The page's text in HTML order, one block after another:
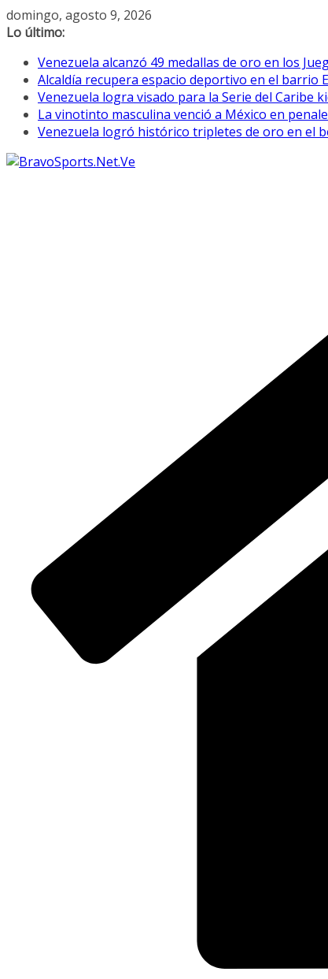
Saltar
al
domingo, agosto 9, 2026
Lo último:
Venezuela alcanzó 49 medallas de oro en los
Alcaldía recupera espacio deportivo en el barrio
Venezuela logra visado para la Serie del Caribe
La vinotinto masculina venció a México en
Venezuela logró histórico tripletes de oro en el